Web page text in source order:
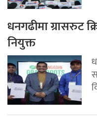
धनगढीमा ग्रासरुट
नियुक्त